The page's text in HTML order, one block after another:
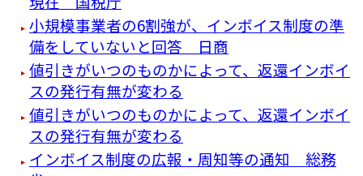
小規模事業者の6割強が、インボイス制度の準
備をしていないと回答 日商
値引きがいつのものかによって、返還インボイ
スの発行有無が変わる
値引きがいつのものかによって、返還インボイ
スの発行有無が変わる
インボイス制度の広報・周知等の通知 総務